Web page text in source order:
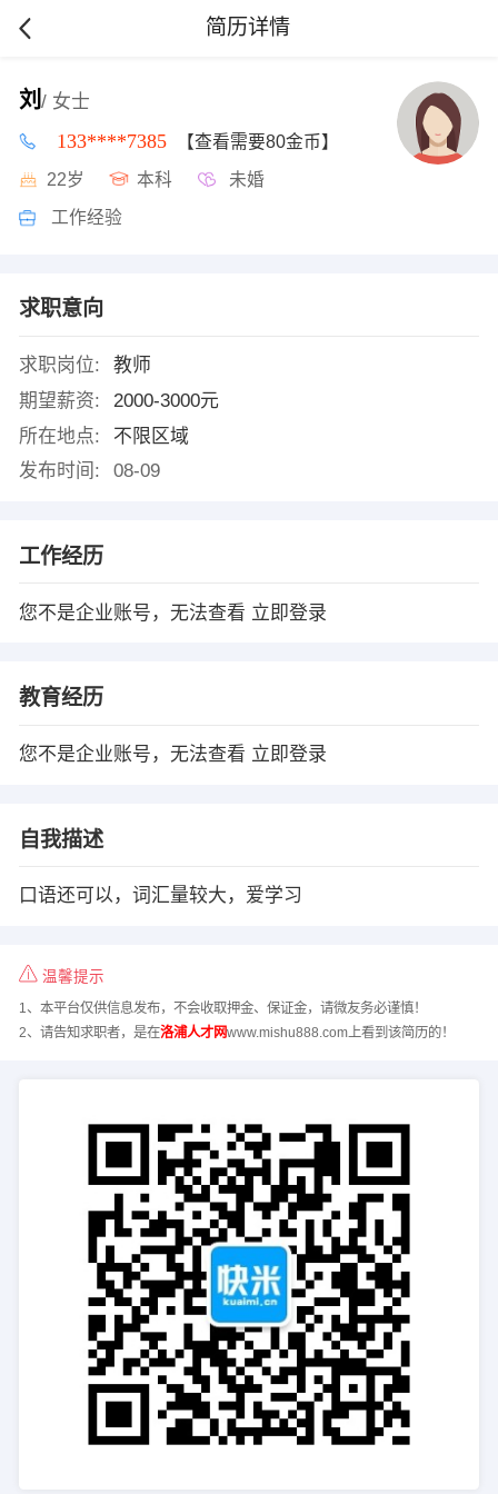
简历详情
刘 / 女士
133****7385 【查看需要80金币】
22岁 本科 未婚
工作经验
求职意向
求职岗位:
教师
期望薪资:
2000-3000元
所在地点:
不限区域
发布时间:
08-09
工作经历
您不是企业账号，无法查看 立即登录
教育经历
您不是企业账号，无法查看 立即登录
自我描述
口语还可以，词汇量较大，爱学习
温馨提示
1、本平台仅供信息发布，不会收取押金、保证金，请微友务必谨慎！
2、请告知求职者，是在洛浦人才网www.mishu888.com上看到该简历的！